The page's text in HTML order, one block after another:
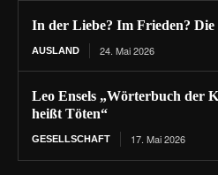
In der Liebe? Im Frieden?
AUSLAND 24. Mai 2026
Leo Ensels „Wörterbuch der
heißt Töten“
GESELLSCHAFT 17. Mai 2026